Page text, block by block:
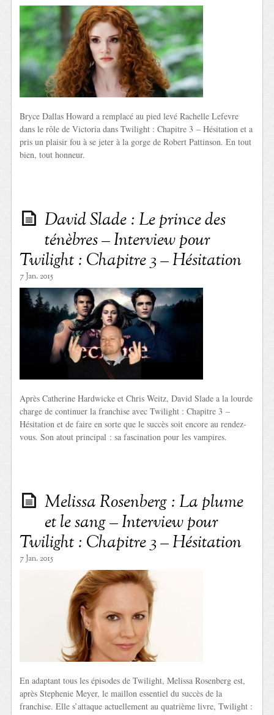
Bryce Dallas Howard a remplacé au pied levé Rachelle Lefevre
dans le rôle de Victoria dans Twilight : Chapitre 3 – Hésitation et a
pris un plaisir fou à se jeter à la gorge de Robert Pattinson. En tout
bien, tout honneur.
David Slade : Le prince des
ténèbres – Interview pour
Twilight : Chapitre 3 – Hésitation
7 Jan. 2015
Après Catherine Hardwicke et Chris Weitz, David Slade a la lourde
charge de continuer la franchise avec Twilight : Chapitre 3 –
Hésitation et de faire en sorte que le succès soit encore au rendez-
vous. Son atout principal : sa fascination pour les vampires.
Melissa Rosenberg : La plume
et le sang – Interview pour
Twilight : Chapitre 3 – Hésitation
7 Jan. 2015
En adaptant tous les épisodes de Twilight, Melissa Rosenberg est,
après Stephenie Meyer, le maillon essentiel du succès de la
franchise. Elle s’attaque actuellement au quatrième livre, Twilight :